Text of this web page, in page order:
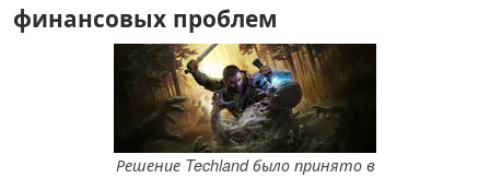
финансовых проблем
Решение Techland было принято в